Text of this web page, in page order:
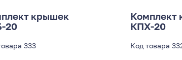
крышек
20
333
Комплект
КПХ-20
Код товара